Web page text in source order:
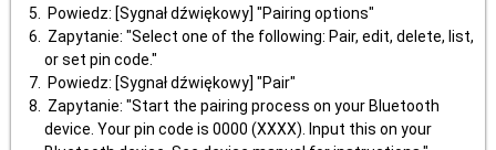
Powiedz: [Sygnał dźwiękowy] "Pairing options"
Zapytanie: "Select one of the following: Pair, edit, delete, list,
or set pin code."
Powiedz: [Sygnał dźwiękowy] "Pair"
Zapytanie: "Start the pairing process on your Bluetooth
device. Your pin code is 0000 (XXXX). Input this on your